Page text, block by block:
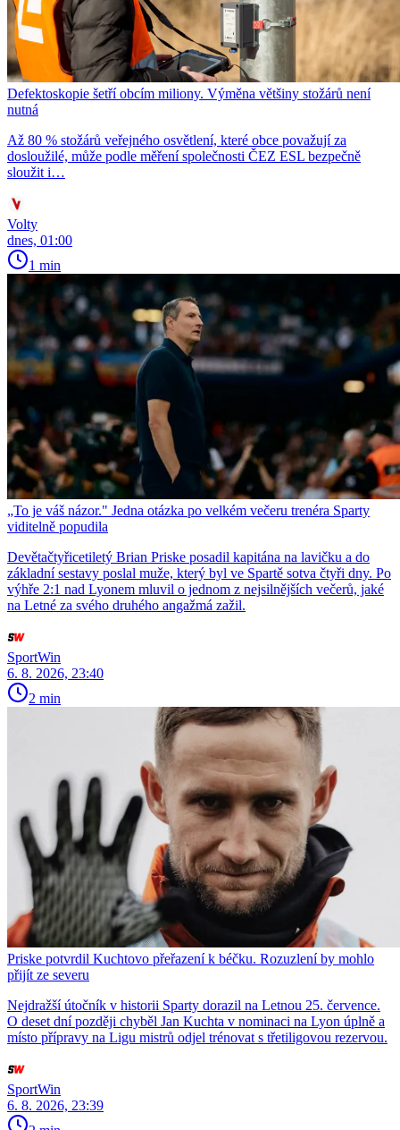
Defektoskopie šetří obcím miliony. Výměna většiny stožárů není
nutná
Až 80 % stožárů veřejného osvětlení, které obce považují za
dosloužilé, může podle měření společnosti ČEZ ESL bezpečně
sloužit i…
Volty
dnes, 01:00
1 min
„To je váš názor." Jedna otázka po velkém večeru trenéra Sparty
viditelně popudila
Devětačtyřicetiletý Brian Priske posadil kapitána na lavičku a do
základní sestavy poslal muže, který byl ve Spartě sotva čtyři dny. Po
výhře 2:1 nad Lyonem mluvil o jednom z nejsilnějších večerů, jaké
na Letné za svého druhého angažmá zažil.
SportWin
6. 8. 2026, 23:40
2 min
Priske potvrdil Kuchtovo přeřazení k béčku. Rozuzlení by mohlo
přijít ze severu
Nejdražší útočník v historii Sparty dorazil na Letnou 25. července.
O deset dní později chyběl Jan Kuchta v nominaci na Lyon úplně a
místo přípravy na Ligu mistrů odjel trénovat s třetiligovou rezervou.
SportWin
6. 8. 2026, 23:39